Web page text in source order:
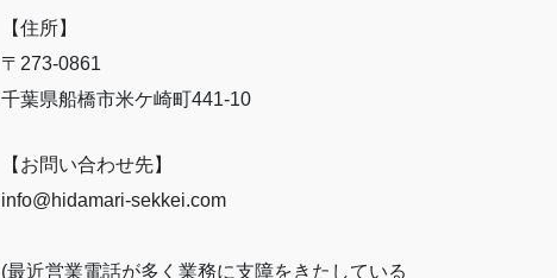
【住所】
〒273-0861
千葉県船橋市米ケ崎町441-10
【お問い合わせ先】
info@hidamari-sekkei.com
(最近営業電話が多く業務に支障をきたしている